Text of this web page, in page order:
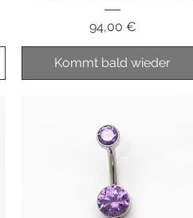
Preis
94,00 €
Kommt bald wieder